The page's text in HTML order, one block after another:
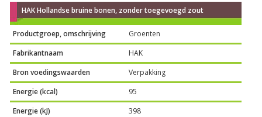
HAK Hollandse bruine bonen, zonder toegevoegd zout
Productgroep, omschrijving
Groenten
Fabrikantnaam
HAK
Bron voedingswaarden
Verpakking
Energie (kcal)
95
Energie (kJ)
398